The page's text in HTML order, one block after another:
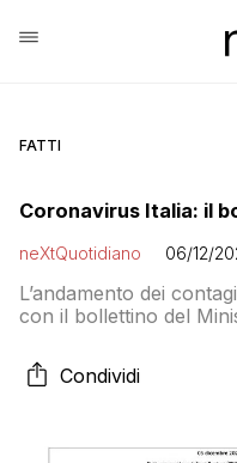
FATTI
Coronavirus Italia: il
neXtQuotidiano 06/12/
L’andamento dei
con il bollettino del
morti
Condividi